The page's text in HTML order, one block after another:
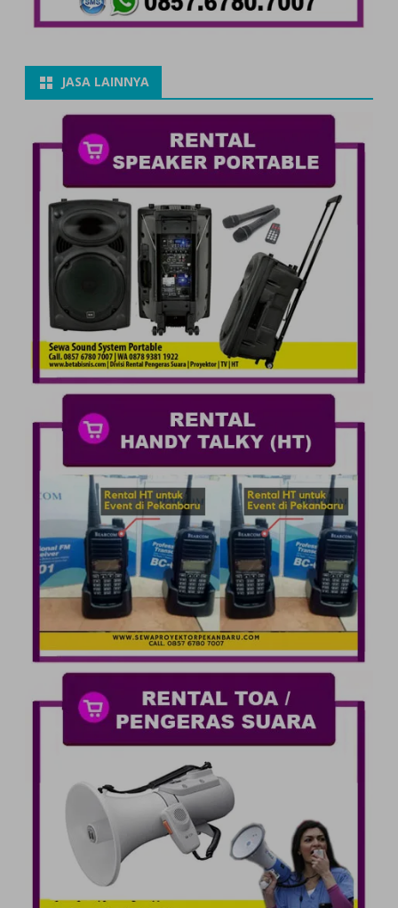
JASA LAINNYA